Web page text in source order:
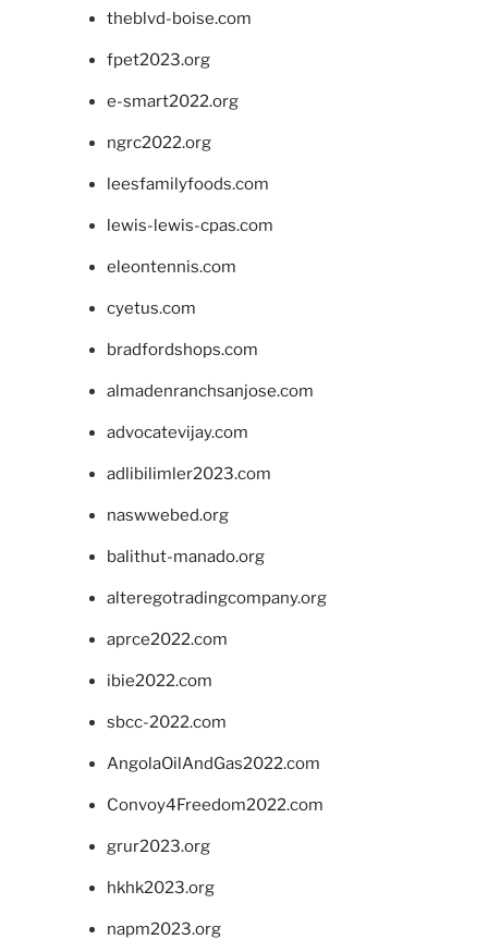
theblvd-boise.com
fpet2023.org
e-smart2022.org
ngrc2022.org
leesfamilyfoods.com
lewis-lewis-cpas.com
eleontennis.com
cyetus.com
bradfordshops.com
almadenranchsanjose.com
advocatevijay.com
adlibilimler2023.com
naswwebed.org
balithut-manado.org
alteregotradingcompany.org
aprce2022.com
ibie2022.com
sbcc-2022.com
AngolaOilAndGas2022.com
Convoy4Freedom2022.com
grur2023.org
hkhk2023.org
napm2023.org